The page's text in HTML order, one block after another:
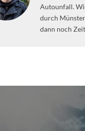
Autounfall.
durch
dann noch